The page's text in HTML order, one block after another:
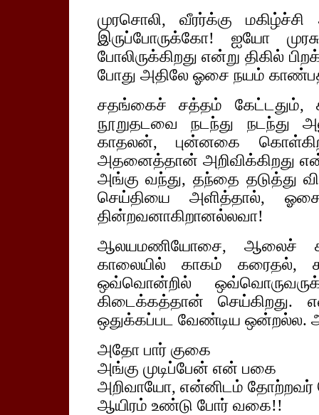
முரசொலி, வீரர்க்கு
இருப்போருக்கோ! ஐயோ
போலிருக்கிறது என்று திகில்
போது அதிலே ஓசை நயம்
சதங்கைச் சத்தம் கேட்டதும்,
நூறுதடவை நடந்து நடந்து
காதலன், புன்னகை
அதனைத்தான் அறிவிக்கிறது
அங்கு வந்து, தந்தை தடுத்து
செய்தியை அளித்தால்,
தின்றவனாகிறானல்லவா!
ஆலயமணியோசை, ஆலைச்
காலையில் காகம்
ஒவ்வொன்றில்
கிடைக்கத்தான்
ஒதுக்கப்பட வேண்டிய ஒன்றல்ல.
அதோ பார் குகை
அங்கு முடிப்பேன் என் பகை
அறிவாயோ, என்னிடம்
ஆயிரம் உண்டு போர் வகை!!